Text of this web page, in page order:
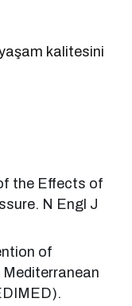
yaşam kalitesini
the Effects of
N Engl J
of